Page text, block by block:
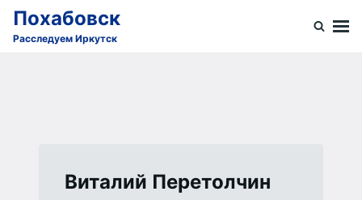
SkipSearch
for:
Похабовск
Расследуем Иркутск
Виталий Перетолчин